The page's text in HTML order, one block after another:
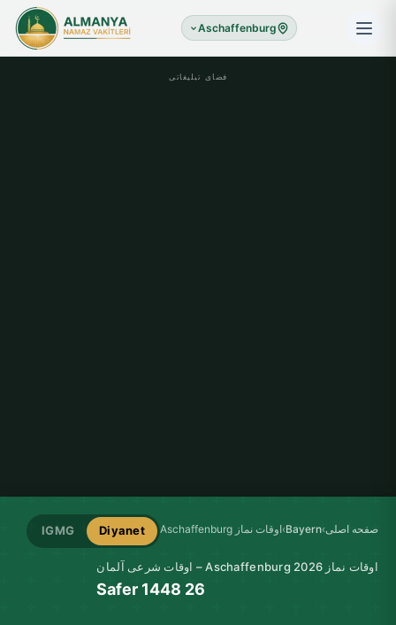
Aschaffenburg
فضای تبلیغاتی
صفحه اصلی›
Bayern
›اوقات نماز Aschaffenburg Diyanet
IGMG
اوقات نماز Aschaffenburg 2026 – اوقات شرعی آلمان
26 Safer 1448